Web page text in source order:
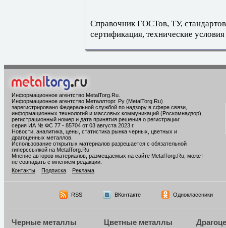
Справочник ГОСТов, ТУ,
сертификация, технические условия
Информационное агентство MetalTorg.Ru
Информационное агентство Металлторг. Ру (MetalTorg.Ru)
зарегистрировано Федеральной службой по надзору в сфере связи,
информационных технологий и массовых коммуникаций (Роскомнадзор),
регистрационный номер и дата принятия решения о регистрации:
серия ИА № ФС 77 - 85704 от 03 августа 2023 г.
Новости, аналитика, цены, статистика рынка черных, цветных и
драгоценных металлов.
Использование открытых материалов разрешается с обязательной
гиперссылкой на MetalTorg.Ru
Мнение авторов материалов, размещаемых на сайте MetalTorg.Ru, может
не совпадать с мнением редакции.
Контакты
Подписка Реклама
RSS ВКонтакте Одноклассники
Черные металлы Цветные металлы